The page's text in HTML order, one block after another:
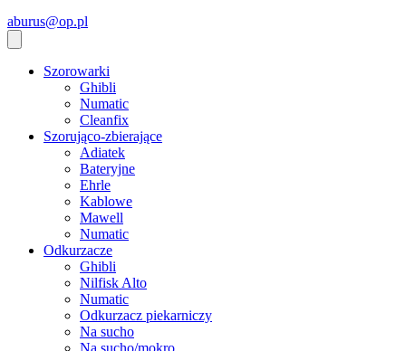
aburus@op.pl
Szorowarki
Ghibli
Numatic
Cleanfix
Szorująco-zbierające
Adiatek
Bateryjne
Ehrle
Kablowe
Mawell
Numatic
Odkurzacze
Ghibli
Nilfisk Alto
Numatic
Odkurzacz piekarniczy
Na sucho
Na sucho/mokro